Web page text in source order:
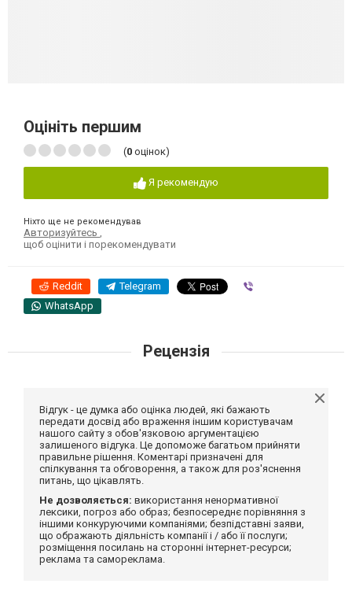
Оцініть першим
(0 оцінок)
Я рекомендую
Ніхто ще не рекомендував
Авторизуйтесь
щоб оцінити і порекомендувати
Reddit Telegram
WhatsApp
Рецензія
Відгук - це думка або оцінка людей, які бажають
передати досвід або враження іншим користувачам
нашого сайту з обов'язковою аргументацією
залишеного відгука. Це допоможе багатьом прийняти
правильне рішення. Коментарі призначені для
спілкування та обговорення, а також для роз'яснення
питань, що цікавлять.
Не дозволяється: використання ненормативної
лексики, погроз або образ; безпосереднє порівняння з
іншими конкуруючими компаніями; безпідставні заяви,
що ображають діяльність компанії і / або її послуги;
розміщення посилань на сторонні інтернет-ресурси;
реклама та самореклама.